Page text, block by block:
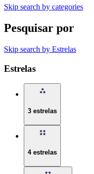
Skip search by categories
Pesquisar por
Skip search by Estrelas
Estrelas
3 estrelas
4 estrelas